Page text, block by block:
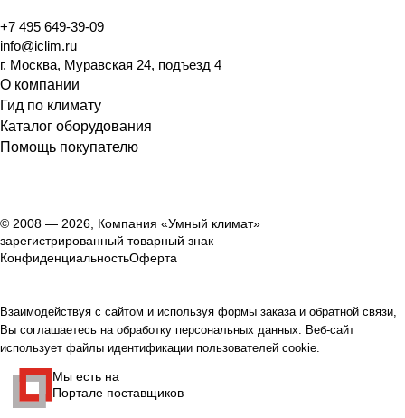
+7 495 649-39-09
info@iclim.ru
г. Москва, Муравская 24, подъезд 4
О компании
Гид по климату
Каталог оборудования
Помощь покупателю
© 2008 — 2026, Компания «Умный климат»
зарегистрированный товарный знак
КонфиденциальностьОферта
Взаимодействуя с сайтом и используя формы заказа и обратной связи,
Вы соглашаетесь на обработку персональных данных. Веб-сайт
использует файлы идентификации пользователей cookie.
Мы есть на
Портале поставщиков